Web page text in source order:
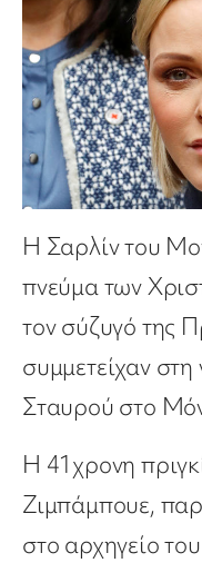
H Σαρλίν του
πνεύμα των
τον σύζυγό της
συμμετείχαν
Σταυρού στο
Η 41χρονη
Ζιμπάμπουε,
στο αρχηγείο